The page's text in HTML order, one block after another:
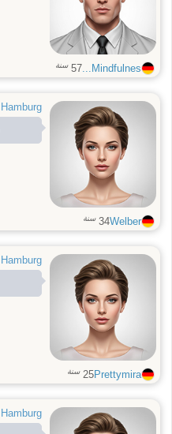
Mindfulnes...
57 سنة
Hamburg
Welber
34 سنة
Hamburg
Prettymira
25 سنة
Hamburg